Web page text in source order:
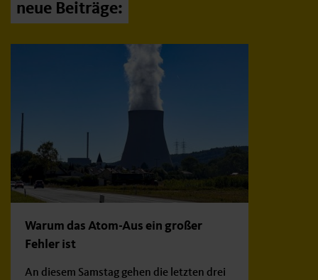
neue Beiträge:
Warum das Atom-Aus ein großer
Fehler ist
An diesem Samstag gehen die letzten drei